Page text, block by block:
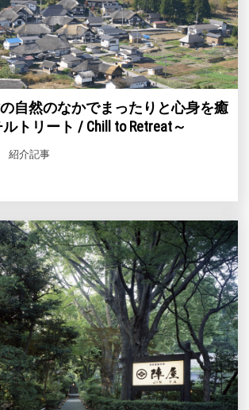
自然のなかでまったりと心身を癒
トリート / Chill to Retreat～
紹介記事